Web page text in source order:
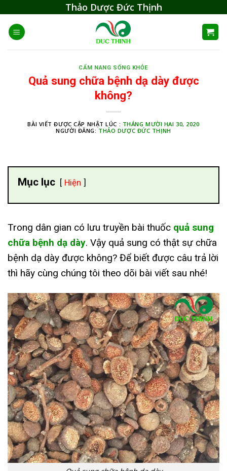
content
Thảo Dược Đức Thịnh
CẨM NANG SỐNG KHỎE
Quả sung chữa bệnh dạ dày được
không?
BÀI VIẾT ĐƯỢC CẬP NHẬT LÚC : THÁNG MƯỜI HAI 30, 2020
NGƯỜI ĐĂNG: THẢO DƯỢC ĐỨC THỊNH
Mục lục Hiện
Trong dân gian có lưu truyền bài thuốc quả sung
chữa bệnh dạ dày. Vậy quả sung có thật sự chữa
bệnh dạ dày được không? Để biết được câu trả lời
thì hãy cùng chúng tôi theo dõi bài viết sau nhé!